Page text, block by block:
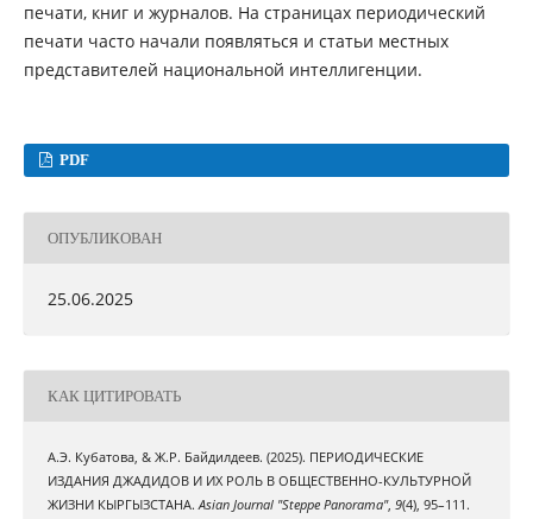
печати, книг и журналов. На страницах периодический
печати часто начали появляться и статьи местных
представителей национальной интеллигенции.
PDF
ОПУБЛИКОВАН
25.06.2025
КАК ЦИТИРОВАТЬ
А.Э. Кубатова, & Ж.Р. Байдилдеев. (2025). ПЕРИОДИЧЕСКИЕ
ИЗДАНИЯ ДЖАДИДОВ И ИХ РОЛЬ В ОБЩЕСТВЕННО-КУЛЬТУРНОЙ
ЖИЗНИ КЫРГЫЗСТАНА.Asian Journal "Steppe Panorama", 9(4), 95–111.